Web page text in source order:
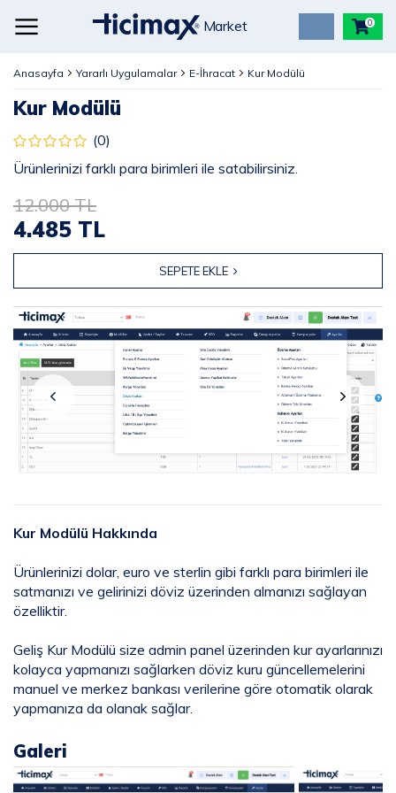
Market 0
Anasayfa Yararlı Uygulamalar E-İhracat Kur Modülü
Kur Modülü
(0)
Ürünlerinizi farklı para birimleri ile satabilirsiniz.
12.000 TL
4.485 TL
SEPETE EKLE
Kur Modülü Hakkında
Ürünlerinizi dolar, euro ve sterlin gibi farklı para birimleri ile
satmanızı ve gelirinizi döviz üzerinden almanızı sağlayan
özelliktir.
Geliş Kur Modülü size admin panel üzerinden kur ayarlarınızı
kolayca yapmanızı sağlarken döviz kuru güncellemelerini
manuel ve merkez bankası verilerine göre otomatik olarak
yapmanıza da olanak sağlar.
Galeri